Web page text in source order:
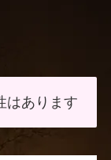
はあります